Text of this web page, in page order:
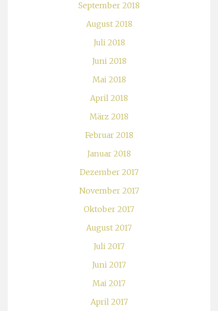
September 2018
August 2018
Juli 2018
Juni 2018
Mai 2018
April 2018
März 2018
Februar 2018
Januar 2018
Dezember 2017
November 2017
Oktober 2017
August 2017
Juli 2017
Juni 2017
Mai 2017
April 2017